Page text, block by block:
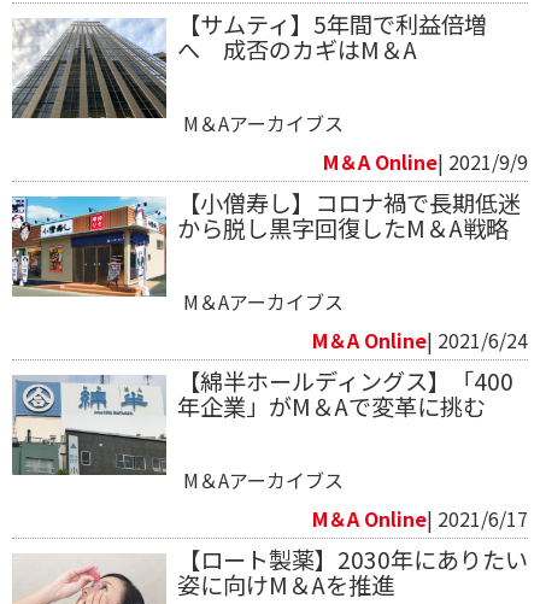
【サムティ】5年間で利益倍増
へ 成否のカギはM＆A
M＆Aアーカイブス
M＆A Online| 2021/9/9
【小僧寿し】コロナ禍で長期低迷
から脱し黒字回復したM＆A戦略
M＆Aアーカイブス
M＆A Online| 2021/6/24
【綿半ホールディングス】「400
年企業」がM＆Aで変革に挑む
M＆Aアーカイブス
M＆A Online| 2021/6/17
【ロート製薬】2030年にありたい
姿に向けM＆Aを推進